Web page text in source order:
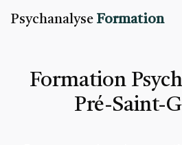
Psychanalyse Formation
Formation
Pré-Saint-